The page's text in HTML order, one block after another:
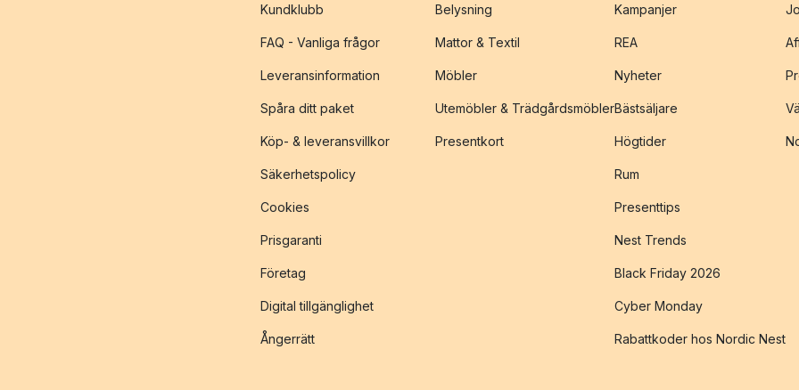
Kundklubb
FAQ - Vanliga frågor
Leveransinformation
Spåra ditt paket
Köp- & leveransvillkor
Säkerhetspolicy
Cookies
Prisgaranti
Företag
Digital tillgänglighet
Ångerrätt
Belysning
Mattor & Textil
Möbler
Utemöbler & Trädgårdsmöbler
Presentkort
Kampanjer
REA
Nyheter
Bästsäljare
Högtider
Rum
Presenttips
Nest Trends
Black Friday 2026
Cyber Monday
Rabattkoder hos Nordic Nest